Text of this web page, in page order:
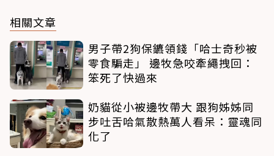
相關文章
男子帶2狗保鑣領錢「哈士奇秒被
零食騙走」 邊牧急咬牽繩拽回：
笨死了快過來
奶貓從小被邊牧帶大 跟狗姊姊同
步吐舌哈氣散熱萬人看呆：靈魂同
化了